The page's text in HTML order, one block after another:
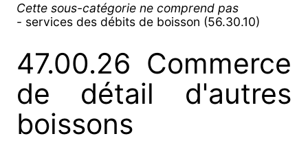
Cette sous-catégorie ne comprend pas
- services des débits de boisson (56.30.10)
47.00.26 Commerce
de détail d'autres
boissons